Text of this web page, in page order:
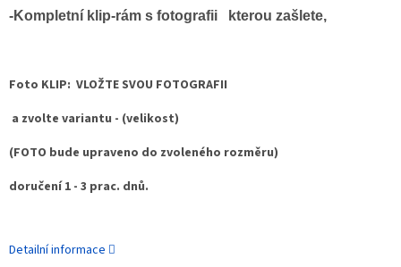
-Kompletní klip-rám s fotografii kterou zašlete,
Foto KLIP: VLOŽTE SVOU FOTOGRAFII
a zvolte variantu - (velikost)
(FOTO bude upraveno do zvoleného rozměru)
doručení 1 - 3 prac. dnů.
Detailní informace